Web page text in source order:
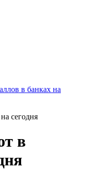
в банках на
сегодня
в